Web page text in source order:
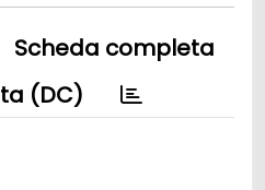
Scheda completa
(DC)